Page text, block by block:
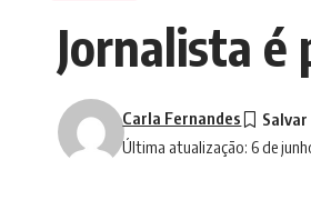
Jornalista é
Última atualização: 6 de
Carla Fernandes